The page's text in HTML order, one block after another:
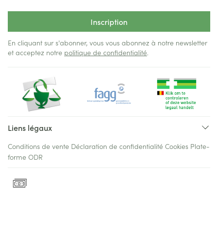
Inscription
En cliquant sur s'abonner, vous vous abonnez à notre newsletter
et acceptez notre politique de confidentialité.
Liens légaux
Conditions de vente Déclaration de confidentialité Cookies Plate-
forme ODR